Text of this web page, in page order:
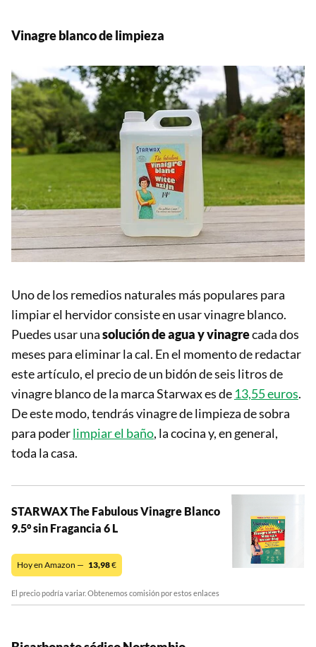
Vinagre blanco de limpieza
Uno de los remedios naturales más populares para
limpiar el hervidor consiste en usar vinagre blanco.
Puedes usar unasolución de agua y vinagrecada dos
meses para eliminar la cal. En el momento de redactar
este artículo, el precio de un bidón de seis litros de
vinagre blanco de la marca Starwax es de 13,55 euros.
De este modo, tendrás vinagre de limpieza de sobra
para poderlimpiar el baño, la cocina y, en general,
toda la casa.
STARWAX The Fabulous Vinagre Blanco
9.5° sin Fragancia 6 L
Hoy en Amazon — 13,98€
El precio podría variar. Obtenemos comisión por estos enlaces